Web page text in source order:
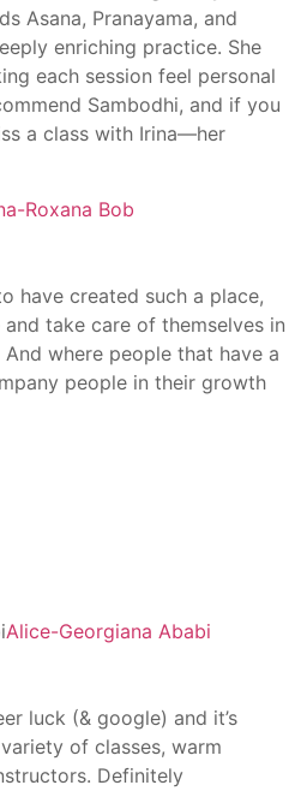
Asana, Pranayama, and
enriching practice. She
each session feel personal
Sambodhi, and if you
a class with Irina—her
Roxana Bob
have created such a place,
take care of themselves in
where people that have a
people in their growth
Alice-Georgiana Ababi
luck (& google) and it’s
of classes, warm
Definitely